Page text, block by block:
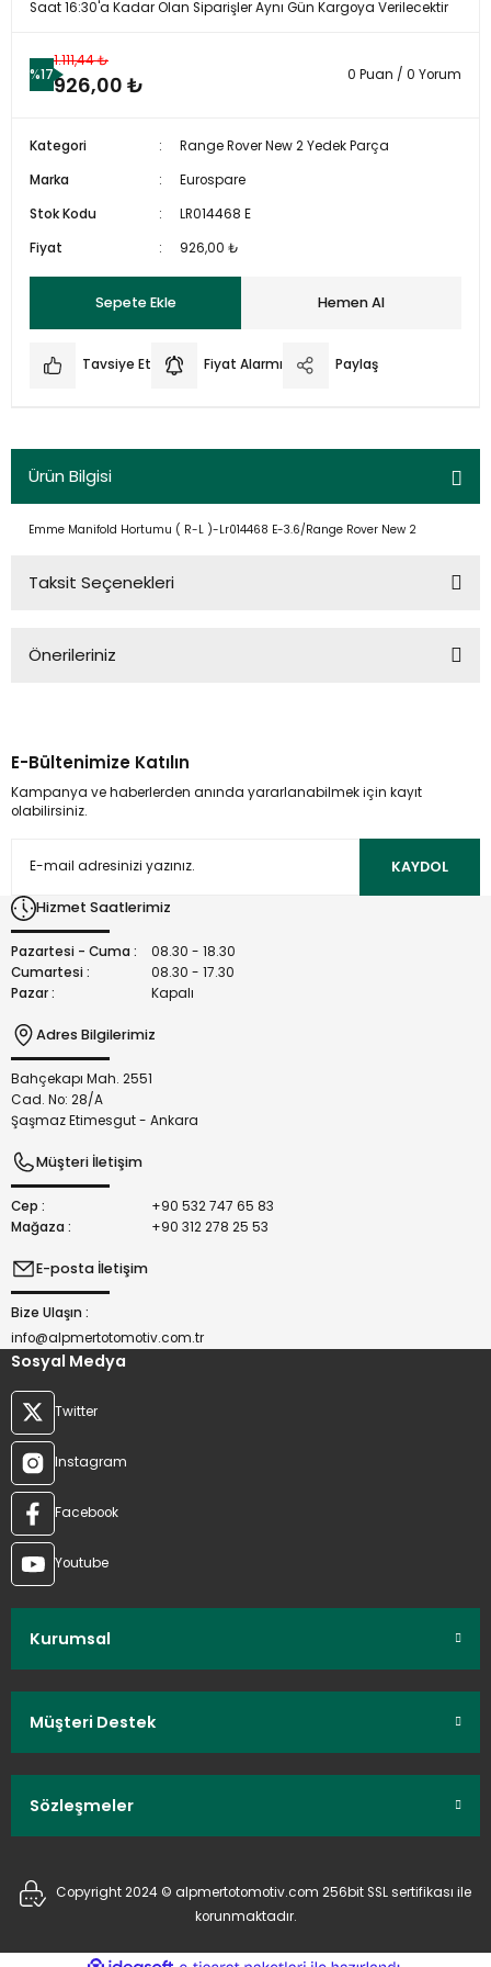
Saat 16:30'a Kadar Olan Siparişler Aynı Gün Kargoya Verilecektir
%17
1.111,44 ₺
926,00 ₺ 0 Puan / 0 Yorum
Kategori
Range Rover New 2 Yedek Parça
Marka
Eurospare
Stok Kodu
LR014468 E
Fiyat
926,00 ₺
Sepete Ekle Hemen Al
Tavsiye Et Fiyat Alarmı Paylaş
Ürün Bilgisi
Emme Manifold Hortumu ( R-L )-Lr014468 E-3.6/Range Rover New 2
Taksit Seçenekleri
Önerileriniz
kullanarak tarafımıza iletebilirsiniz.
Görüş ve önerileriniz için teşekkür ederiz.
Ürün açıklamasında eksik bilgiler bulunuyor.
Bu ürüne benzer farklı alternatifler olmalı.
E-Bültenimize Katılın
Kampanya ve haberlerden anında yararlanabilmek için kayıt
olabilirsiniz.
KAYDOL
Hizmet Saatlerimiz
Pazartesi - Cuma :
08.30 - 18.30
Cumartesi :
08.30 - 17.30
Pazar :
Kapalı
Adres Bilgilerimiz
Bahçekapı Mah. 2551
Cad. No: 28/A
Şaşmaz Etimesgut - Ankara
Müşteri İletişim
Cep :
+90 532 747 65 83
Mağaza :
+90 312 278 25 53
E-posta İletişim
Bize Ulaşın :
info@alpmertotomotiv.com.tr
Sosyal Medya
Twitter
Instagram
Facebook
Youtube
Kurumsal
Müşteri Destek
Sözleşmeler
Copyright 2024 © alpmertotomotiv.com 256bit SSL sertifikası ile
korunmaktadır.